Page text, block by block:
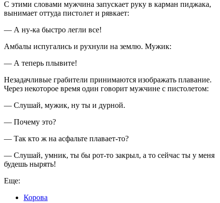
С этими словами мужчина запускает руку в карман пиджака,
вынимает оттуда пистолет и рявкает:
— А ну-ка быстро легли все!
Амбалы испугались и рухнули на землю. Мужик:
— А теперь плывите!
Незадачливые грабители принимаются изображать плавание.
Через некоторое время один говорит мужчине с пистолетом:
— Слушай, мужик, ну ты и дурной.
— Почему это?
— Так кто ж на асфальте плавает-то?
— Слушай, умник, ты бы рот-то закрыл, а то сейчас ты у меня
будешь нырять!
Еще:
Корова